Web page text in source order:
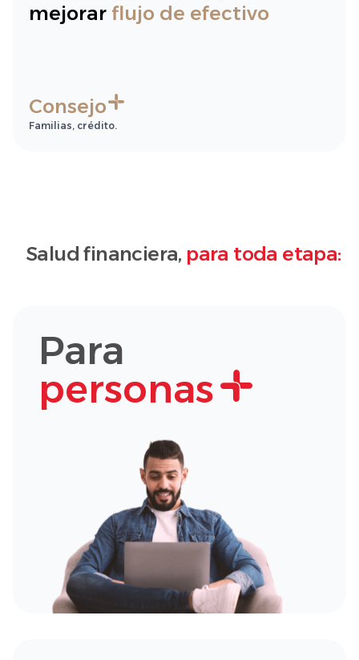
mejorar flujo de efectivo
Consejo
Familias, crédito.
Salud financiera, para toda etapa:
Para
personas